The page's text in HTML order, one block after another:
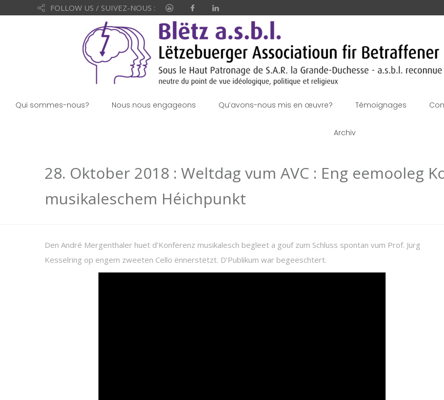
FOLLOW US / SUIVEZ-NOUS :
Qui sommes-nous? Nous nous engageons Qu’avons-nous mis en œuvre? Témoignages
Archiv
28. Oktober 2018 : Weltdag vum AVC : Eng eemooleg
musikaleschem Héichpunkt
Den André Mergenthaler huet d’Konferenz musikalesch begleet a gouf zum Schluss spontan vum Prof. Jürg
Kesselring op engem zweeten Cello ënnerstëtzt. D’Publikum war begeeschtert.